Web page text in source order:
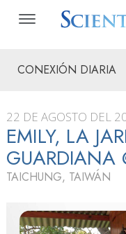
CONEXIÓN DIARIA
22 DE AGOSTO DEL
EMILY, LA
GUARDIANA
TAICHUNG, TAIWÁN